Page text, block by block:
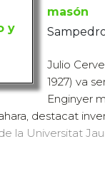
masón
Julio
1927) va
Enginyer
destacat
la Universitat